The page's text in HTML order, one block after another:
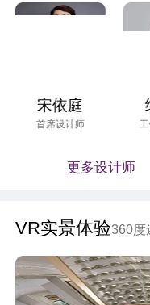
宋依庭
首席设计师
更多设计师
VR实景体验360度